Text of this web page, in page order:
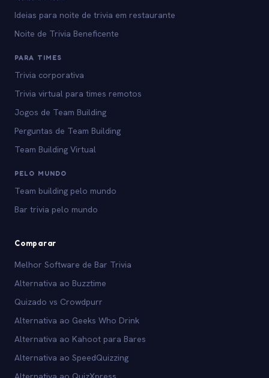
Ideias para noite de trivia em restaurante
Noite de Trivia Beneficente
PARA TIMES
Trivia corporativa
Trivia virtual para times remotos
Jogos de Team Building
Perguntas de Team Building
Team Building Virtual
PELO MUNDO
Team building pelo mundo
Bar trivia pelo mundo
Comparar
Melhor Software de Bar Trivia
Alternativa ao Buzztime
Quizado vs Crowdpurr
Alternativa ao Geeks Who Drink
Alternativa ao Kahoot para Bares
Alternativa ao SpeedQuizzing